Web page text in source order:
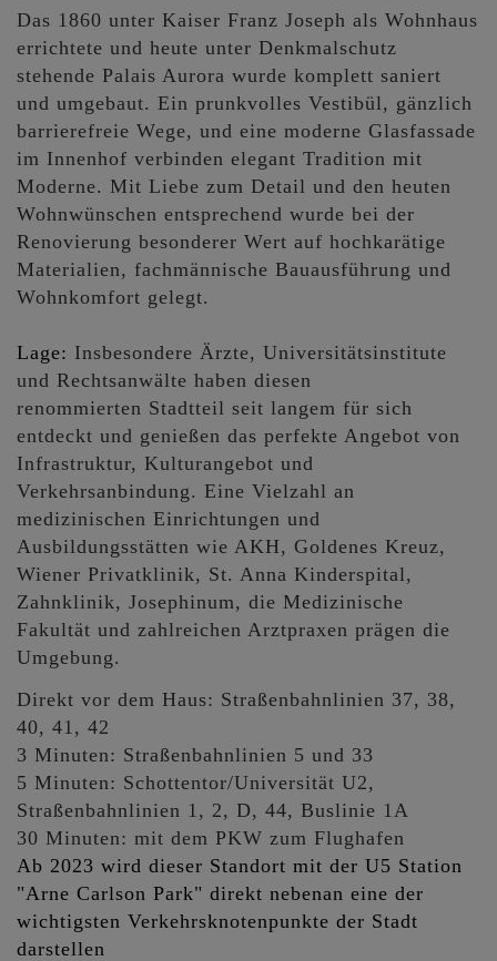
Das 1860 unter Kaiser Franz Joseph als Wohnhaus
errichtete und heute unter Denkmalschutz
stehende Palais Aurora wurde komplett saniert
und umgebaut. Ein prunkvolles Vestibül, gänzlich
barrierefreie Wege, und eine moderne Glasfassade
im Innenhof verbinden elegant Tradition mit
Moderne. Mit Liebe zum Detail und den heuten
Wohnwünschen entsprechend wurde bei der
Renovierung besonderer Wert auf hochkarätige
Materialien, fachmännische Bauausführung und
Wohnkomfort gelegt.
Lage: Insbesondere Ärzte, Universitätsinstitute
und Rechtsanwälte haben diesen
renommierten Stadtteil seit langem für sich
entdeckt und genießen das perfekte Angebot von
Infrastruktur, Kulturangebot und
Verkehrsanbindung. Eine Vielzahl an
medizinischen Einrichtungen und
Ausbildungsstätten wie AKH, Goldenes Kreuz,
Wiener Privatklinik, St. Anna Kinderspital,
Zahnklinik, Josephinum, die Medizinische
Fakultät und zahlreichen Arztpraxen prägen die
Umgebung.
Direkt vor dem Haus: Straßenbahnlinien 37, 38,
40, 41, 42
3 Minuten: Straßenbahnlinien 5 und 33
5 Minuten: Schottentor/Universität U2,
Straßenbahnlinien 1, 2, D, 44, Buslinie 1A
30 Minuten: mit dem PKW zum Flughafen
Ab 2023 wird dieser Standort mit der U5 Station
"Arne Carlson Park" direkt nebenan eine der
wichtigsten Verkehrsknotenpunkte der Stadt
darstellen